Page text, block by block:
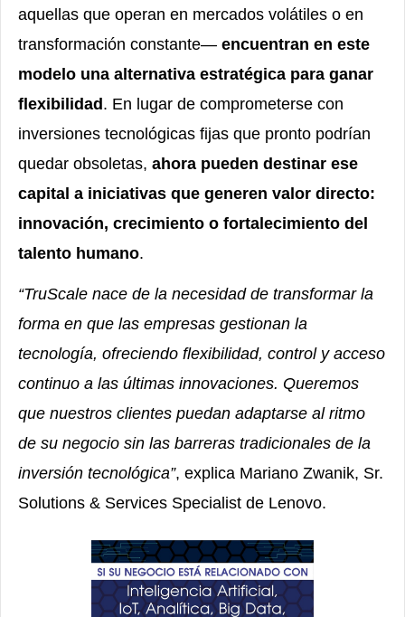
aquellas que operan en mercados volátiles o en
transformación constante— encuentran en este
modelo una alternativa estratégica para ganar
flexibilidad. En lugar de comprometerse con
inversiones tecnológicas fijas que pronto podrían
quedar obsoletas, ahora pueden destinar ese
capital a iniciativas que generen valor directo:
innovación, crecimiento o fortalecimiento del
talento humano.
“TruScale nace de la necesidad de transformar la
forma en que las empresas gestionan la
tecnología, ofreciendo flexibilidad, control y acceso
continuo a las últimas innovaciones. Queremos
que nuestros clientes puedan adaptarse al ritmo
de su negocio sin las barreras tradicionales de la
inversión tecnológica”, explica Mariano Zwanik, Sr.
Solutions & Services Specialist de Lenovo.